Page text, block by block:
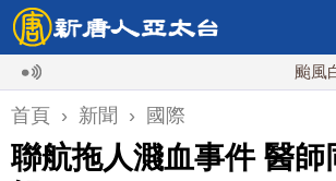
颱風白海
首頁 › 新聞 › 國際
聯航拖人濺血事件 醫師